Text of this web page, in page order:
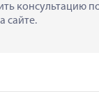
консультацию
сайте.